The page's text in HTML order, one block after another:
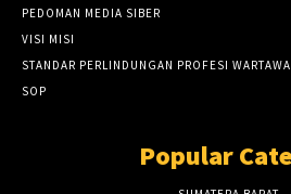
PEDOMAN MEDIA SIBER
VISI MISI
STANDAR PERLINDUNGAN PROFESI
SOP
Popular